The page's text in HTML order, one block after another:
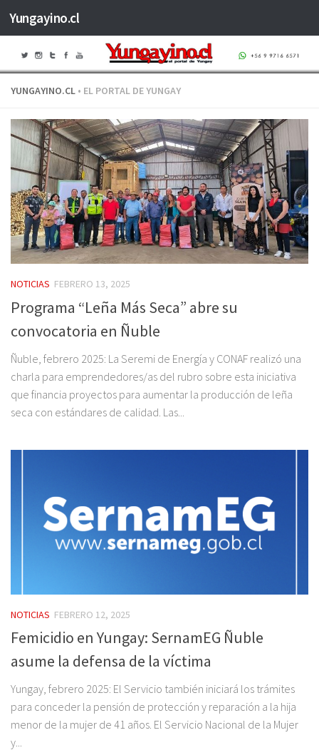
Saltar al contenido
Yungayino.cl
YUNGAYINO.CL • EL PORTAL DE YUNGAY
NOTICIAS FEBRERO 13, 2025
Programa “Leña Más Seca” abre su
convocatoria en Ñuble
Ñuble, febrero 2025: La Seremi de Energía y CONAF realizó una
charla para emprendedores/as del rubro sobre esta iniciativa
que financia proyectos para aumentar la producción de leña
seca con estándares de calidad. Las...
NOTICIAS FEBRERO 12, 2025
Femicidio en Yungay: SernamEG Ñuble
asume la defensa de la víctima
Yungay, febrero 2025: El Servicio también iniciará los trámites
para conceder la pensión de protección y reparación a la hija
menor de la mujer de 41 años. El Servicio Nacional de la Mujer
y...